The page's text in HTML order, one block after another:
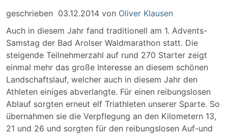
geschrieben 03.12.2014 von Oliver Klausen
Auch in diesem Jahr fand traditionell am 1. Advents-
Samstag der Bad Arolser Waldmarathon statt. Die
steigende Teilnehmerzahl auf rund 270 Starter zeigt
einmal mehr das große Interesse an diesem schönen
Landschaftslauf, welcher auch in diesem Jahr den
Athleten einiges abverlangte. Für einen reibungslosen
Ablauf sorgten erneut elf Triathleten unserer Sparte. So
übernahmen sie die Verpflegung an den Kilometern 13,
21 und 26 und sorgten für den reibungslosen Auf-und